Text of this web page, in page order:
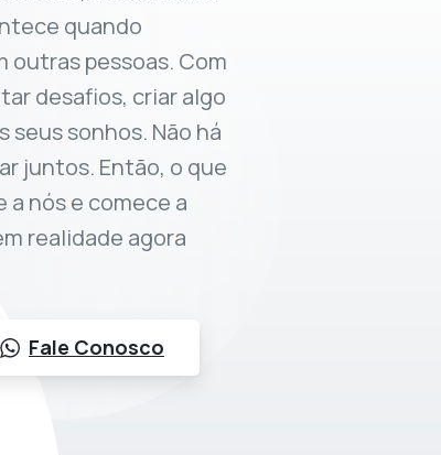
quando
outras pessoas. Com
desafios, criar algo
seus sonhos. Não há
juntos. Então, o que
nós e comece a
realidade agora
Fale Conosco